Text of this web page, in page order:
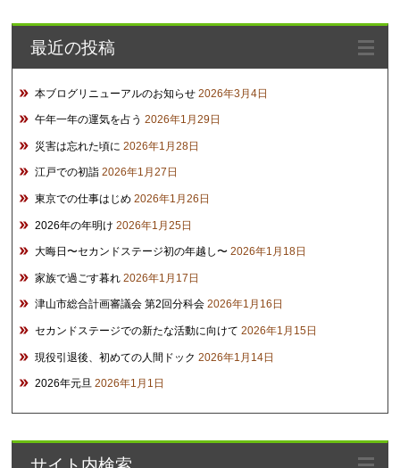
イ
ブ
最近の投稿
本ブログリニューアルのお知らせ 2026年3月4日
午年一年の運気を占う 2026年1月29日
災害は忘れた頃に 2026年1月28日
江戸での初詣 2026年1月27日
東京での仕事はじめ 2026年1月26日
2026年の年明け 2026年1月25日
大晦日〜セカンドステージ初の年越し〜 2026年1月18日
家族で過ごす暮れ 2026年1月17日
津山市総合計画審議会 第2回分科会 2026年1月16日
セカンドステージでの新たな活動に向けて 2026年1月15日
現役引退後、初めての人間ドック 2026年1月14日
2026年元旦 2026年1月1日